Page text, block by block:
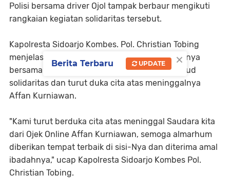
Polisi bersama driver Ojol tampak berbaur mengikuti
rangkaian kegiatan solidaritas tersebut.
Kapolresta Sidoarjo Kombes. Pol. Christian Tobing
menjelaskan bahwa kegiatan solidaritas pihaknya
bersama rekan-rekan ojol, adalah sebagai wujud
solidaritas dan turut duka cita atas meninggalnya
Affan Kurniawan.
"Kami turut berduka cita atas meninggal Saudara kita
dari Ojek Online Affan Kurniawan, semoga almarhum
diberikan tempat terbaik di sisi-Nya dan diterima amal
ibadahnya," ucap Kapolresta Sidoarjo Kombes Pol.
Christian Tobing.
×
Berita Terbaru UPDATE